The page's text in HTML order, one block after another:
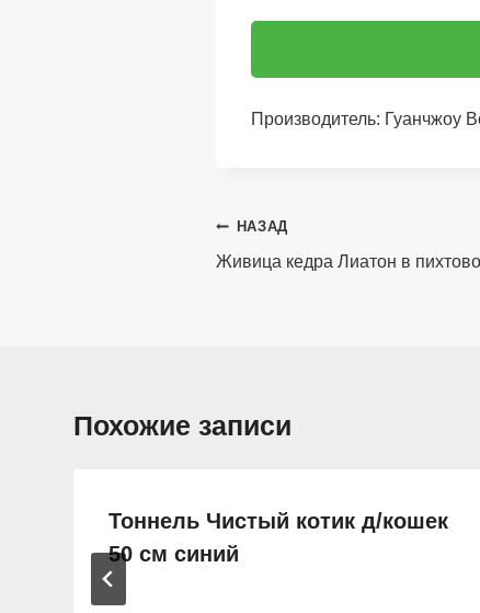
Производитель: Гуанчжоу
Навигация
по
НАЗАД
Живица кедра Лиатон в
Похожие записи
Тоннель Чистый котик д/кошек
50 см синий